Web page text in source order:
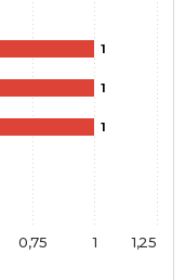
1
1
1
1
0,75 1,25